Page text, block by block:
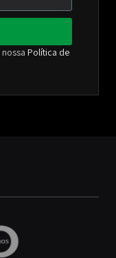
Política de